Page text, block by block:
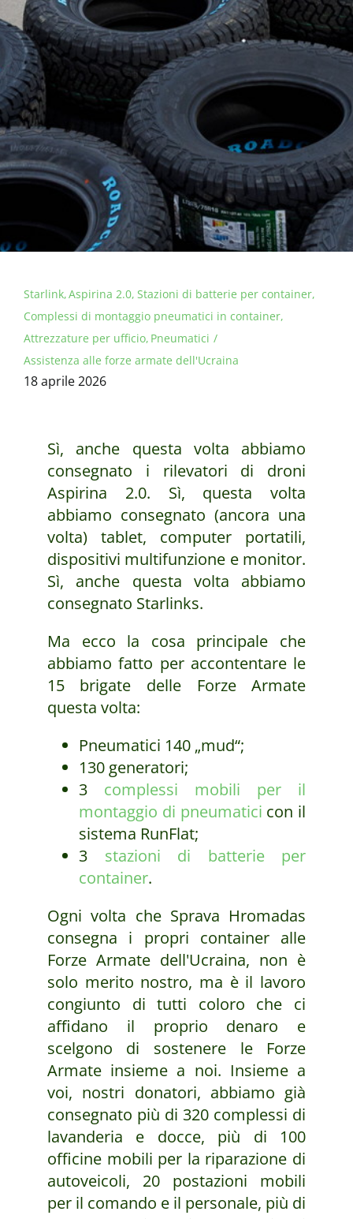
Starlink Aspirina 2.0 Stazioni di batterie per container
Complessi di montaggio pneumatici in container
Attrezzature per ufficio Pneumatici
Assistenza alle forze armate dell'Ucraina
18 aprile 2026
Sì, anche questa volta abbiamo
consegnato i rilevatori di droni
Aspirina 2.0. Sì, questa volta
abbiamo consegnato (ancora una
volta) tablet, computer portatili,
dispositivi multifunzione e monitor.
Sì, anche questa volta abbiamo
consegnato Starlinks.
Ma ecco la cosa principale che
abbiamo fatto per accontentare le
15 brigate delle Forze Armate
questa volta:
Pneumatici 140 „mud“;
130 generatori;
3 complessi mobili per il
montaggio di pneumatici con il
sistema RunFlat;
3 stazioni di batterie per
container.
Ogni volta che Sprava Hromadas
consegna i propri container alle
Forze Armate dell'Ucraina, non è
solo merito nostro, ma è il lavoro
congiunto di tutti coloro che ci
affidano il proprio denaro e
scelgono di sostenere le Forze
Armate insieme a noi. Insieme a
voi, nostri donatori, abbiamo già
consegnato più di 320 complessi di
lavanderia e docce, più di 100
officine mobili per la riparazione di
autoveicoli, 20 postazioni mobili
per il comando e il personale, più di